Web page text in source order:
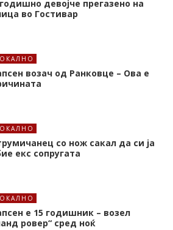
девојче прегазено на
во Гостивар
возач од Ранковце – Ова е
со нож сакал да си ја
екс сопругата
е 15 годишник – возел
ровер“ сред ноќ